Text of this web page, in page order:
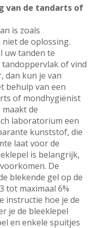
van de tandarts of
is zoals
de oplossing.
uw tanden te
of vind
dan kun je van
behulp van een
of mondhygiënist
de
laboratorium een
kunststof, die
laat voor de
is belangrijk,
De
blekende gel op de
tot maximaal 6%
instructie hoe je de
je de bleeklepel
en enkele spuitjes